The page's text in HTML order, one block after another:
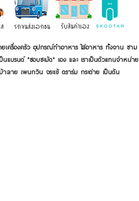
เครื่องครัว อุปกรณ์ทำอาหาร ใส่อาหาร ทั้งจาน ชาม
นแบรนด์ "ชอบชะมัด" เอง และ เราเป็นตัวแทนจำหน่าย
าย เพนกวิน จระเข้ ตราร่ม กระต่าย เป็นต้น